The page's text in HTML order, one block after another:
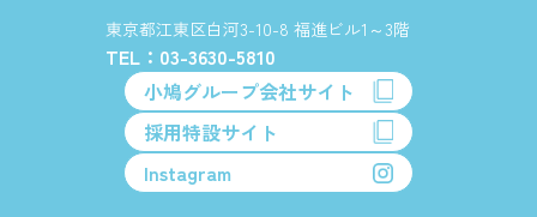
東京都江東区白河3-10-8 福進ビル1～3階
TEL：03-3630-5810
小鳩グループ会社サイト
採用特設サイト
Instagram